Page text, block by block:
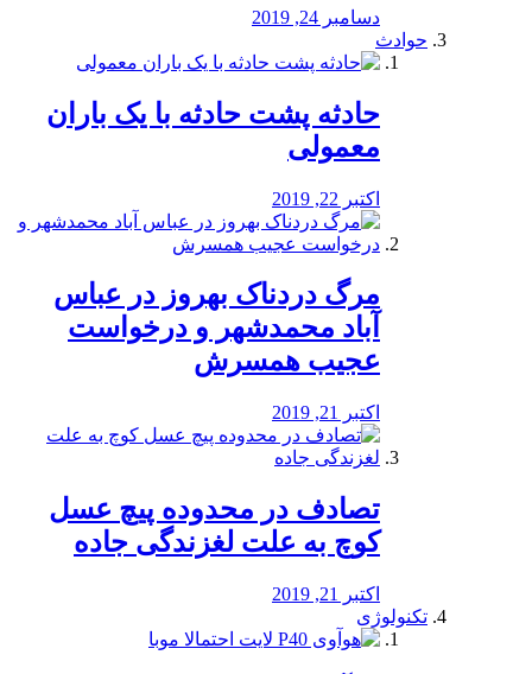
دسامبر 24, 2019
حوادث
️حادثه پشت حادثه با یک باران
معمولی
اکتبر 22, 2019
مرگ دردناک بهروز در عباس
آباد محمدشهر و درخواست
عجیب همسرش
اکتبر 21, 2019
تصادف در محدوده پیچ عسل
کوچ به علت لغزندگی جاده
اکتبر 21, 2019
تکنولوژی